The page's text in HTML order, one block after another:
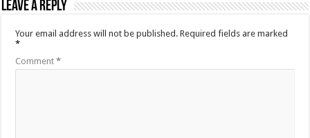
Leave a Reply
Your email address will not be published. Required fields are marked
*
Comment*